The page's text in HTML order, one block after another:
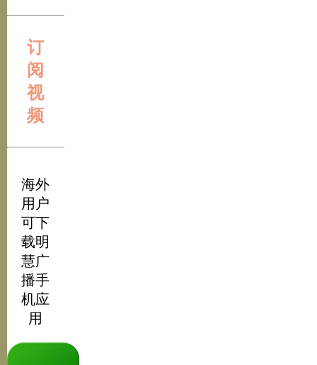
订
阅
视
频
海外
用户
可下
载明
慧广
播手
机应
用